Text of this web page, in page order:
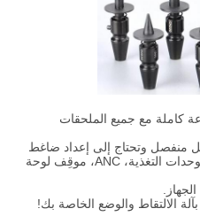
كاملة مع جميع الملحقات
منفصل وتحتاج إلى إعداد ضاغط
بقطر خارجي 10 مم (لتوفير الهواء لوحدات التغذية، ANC، موقِف لوحة
الالتقاط والوضع الخاصة بك!